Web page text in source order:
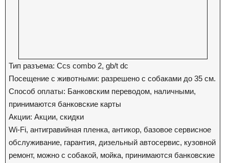
Тип разъема: Ccs combo 2, gb/t dc
Посещение с животными: разрешено с собаками до 35 см.
Способ оплаты: Банковским переводом, наличными,
принимаются банковские карты
Акции: Акции, скидки
Wi-Fi, антигравийная пленка, антикор, базовое сервисное
обслуживание, гарантия, дизельный автосервис, кузовной
ремонт, можно с собакой, мойка, принимаются банковские